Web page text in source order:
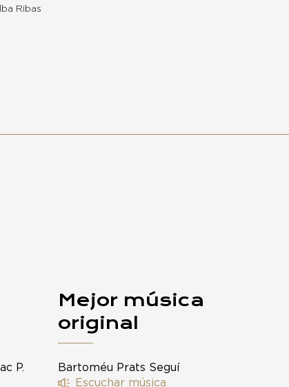
Ribas
P.
Mejor música
original
Bartoméu Prats Seguí
Escuchar música